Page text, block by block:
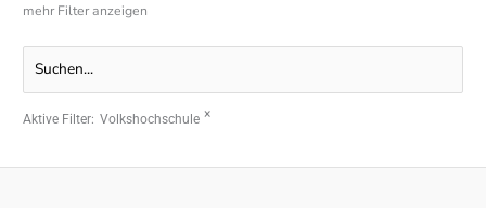
mehr Filter anzeigen
Aktive Filter: Volkshochschule ×